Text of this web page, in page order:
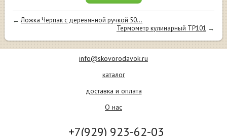
←Ложка Черпак с деревянной ручкой 50...
Термометр кулинарный ТР101 →
info@skovorodavok.ru
каталог
доставка и оплата
О нас
+7(929) 923-62-03